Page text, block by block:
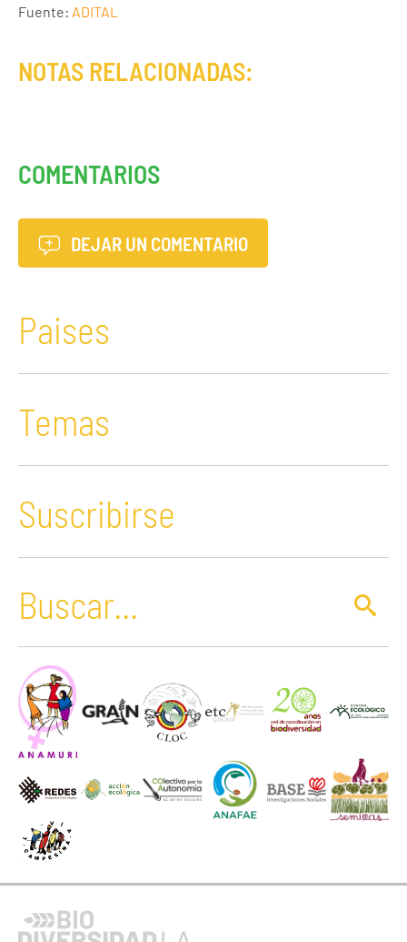
Fuente: ADITAL
NOTAS RELACIONADAS:
COMENTARIOS
DEJAR UN COMENTARIO
Paises
Temas
Suscribirse